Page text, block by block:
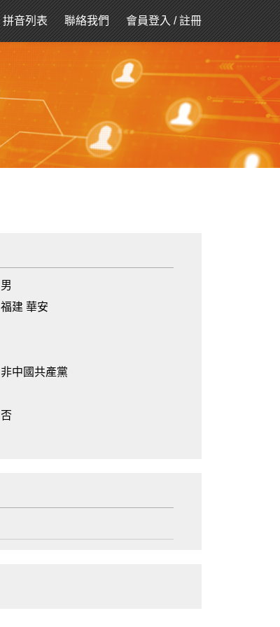
拼音列表 聯絡我們 會員登入/註冊
男
福建 華安
非中國共產黨
否